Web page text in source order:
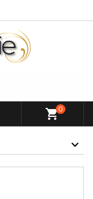
shopping_cart0